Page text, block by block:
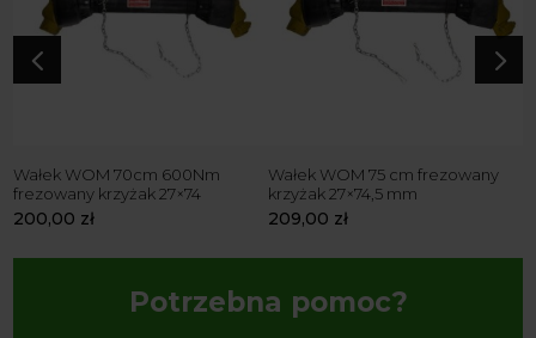
4
Wałek WOM 70cm 600Nm
frezowany krzyżak 27×74
200,00 zł
Wałek WOM 75 cm frezowany
krzyżak 27×74,5 mm
209,00 zł
5
Potrzebna pomoc?